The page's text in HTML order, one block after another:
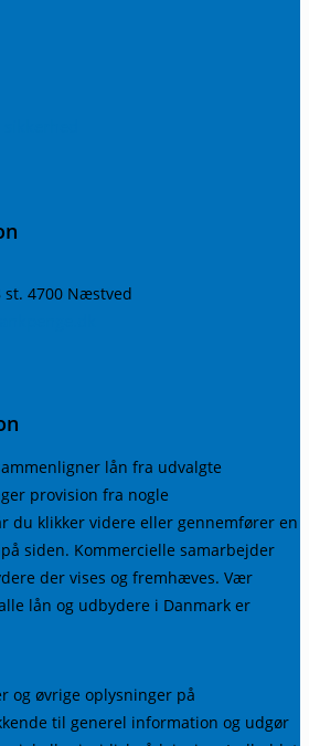
st. 4700 Næstved
lån fra udvalgte
provision fra nogle
du klikker videre eller gennemfører en
siden. Kommercielle samarbejder
der vises og fremhæves. Vær
lån og udbydere i Danmark er
og øvrige oplysninger på
til generel information og udgør